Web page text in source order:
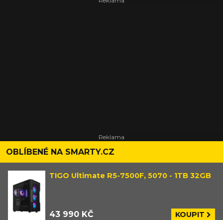
OBLÍBENÉ NA SMARTY.CZ
TIGO Ultimate R5-7500F, 5070 - 1TB 32GB
43 990 KČ KOUPIT